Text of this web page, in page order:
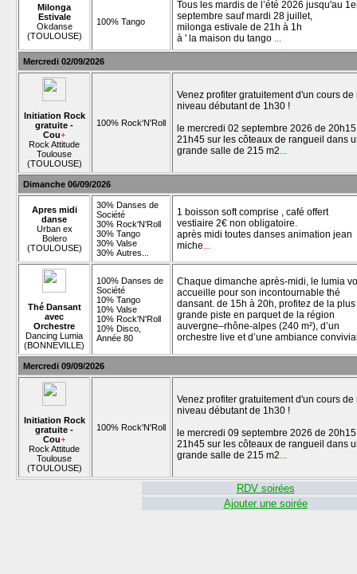
Milonga
Estivale
Okdanse
(TOULOUSE)
100% Tango
Tous les mardis de l’été 2026 jusqu'au
septembre sauf mardi 28 juillet,
milonga estivale de 21h à 1h
à ' la maison du tango ...
Mercredi 02/09/2026
Initiation Rock
gratuite -
Cou+
Rock Attitude
Toulouse
(TOULOUSE)
100% Rock'N'Roll
Venez profiter gratuitement d'un cours de
niveau débutant de 1h30 !
le mercredi 02 septembre 2026 de
21h45 sur les côteaux de rangueil dans
grande salle de 215 m2...
Dimanche 06/09/2026
Apres midi
danse
Urban ex
Bolero
(TOULOUSE)
30% Danses de
Société
30% Rock'N'Roll
30% Tango
30% Valse
30% Autres...
1 boisson soft comprise , café offert
vestiaire 2€ non obligatoire.
après midi toutes danses animation jean
miche...
Thé Dansant
avec
Orchestre
Dancing Lumia
(BONNEVILLE)
100% Danses de
Société
10% Tango
10% Valse
10% Rock'N'Roll
10% Disco,
Année 80
Chaque dimanche après-midi, le lumia
accueille pour son incontournable thé
dansant. de 15h à 20h, profitez de la plus
grande piste en parquet de la région
auvergne–rhône-alpes (240 m²), d’un
orchestre live et d’une ambiance
Mercredi 09/09/2026
Initiation Rock
gratuite -
Cou+
Rock Attitude
Toulouse
(TOULOUSE)
100% Rock'N'Roll
Venez profiter gratuitement d'un cours de
niveau débutant de 1h30 !
le mercredi 09 septembre 2026 de
21h45 sur les côteaux de rangueil dans
grande salle de 215 m2...
RDV soirées
Ajouter une soirée